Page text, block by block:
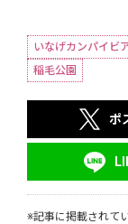
いなげカンパイビ
稲毛公園
ポ
※記事に掲載されて